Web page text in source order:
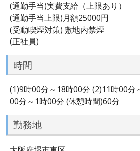
(通勤手当)実費支給（上限あり）
(通勤手当上限)月額25000円
(受動喫煙対策) 敷地内禁煙
(正社員)
時間
(1)9時00分～18時00分 (2)11時00分
00分～1時00分 (休憩時間)60分
勤務地